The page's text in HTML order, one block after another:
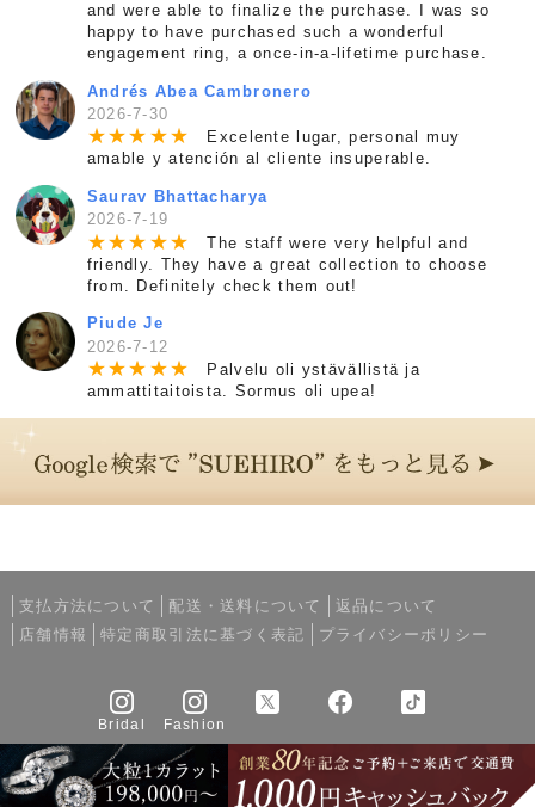
and were able to finalize the purchase. I was so
happy to have purchased such a wonderful
engagement ring, a once-in-a-lifetime purchase.
Andrés Abea Cambronero
2026-7-30
★★★ ★★
Excelente lugar, personal muy
amable y atención al cliente insuperable.
Saurav Bhattacharya
2026-7-19
★★★ ★★
The staff were very helpful and
friendly. They have a great collection to choose
from. Definitely check them out!
Piude Je
2026-7-12
★★★ ★★
Palvelu oli ystävällistä ja
ammattitaitoista. Sormus oli upea!
支払方法について 配送・送料について
返品について
店舗情報
特定商取引法に基づく表記 プライバシーポリシー
Bridal Fashion
Copyright © 2005-2026 SUEHIRO All rights reserved.